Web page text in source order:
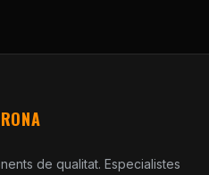
de qualitat. Especialistes